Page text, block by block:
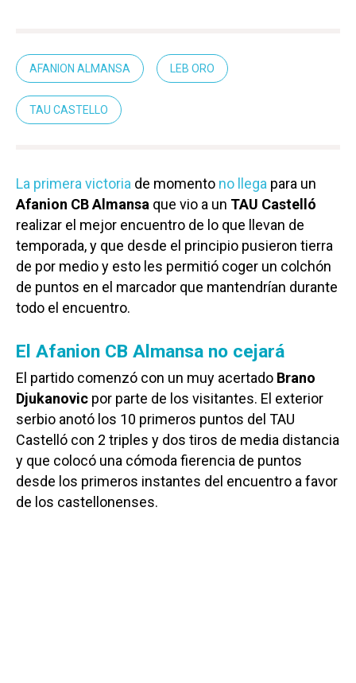
AFANION ALMANSA LEB ORO
TAU CASTELLO
La primera victoria de momento no llega para un
Afanion CB Almansa que vio a un TAU Castelló
realizar el mejor encuentro de lo que llevan de
temporada, y que desde el principio pusieron tierra
de por medio y esto les permitió coger un colchón
de puntos en el marcador que mantendrían durante
todo el encuentro.
El Afanion CB Almansa no cejará
El partido comenzó con un muy acertado Brano
Djukanovic por parte de los visitantes. El exterior
serbio anotó los 10 primeros puntos del TAU
Castelló con 2 triples y dos tiros de media distancia
y que colocó una cómoda fierencia de puntos
desde los primeros instantes del encuentro a favor
de los castellonenses.